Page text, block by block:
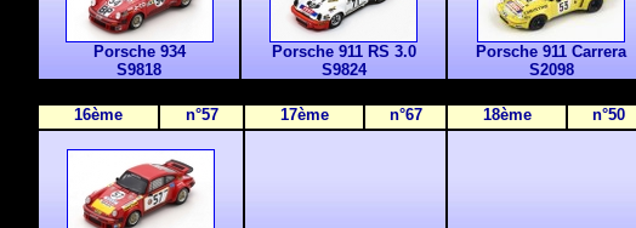
Porsche 934
S9818
Porsche 911 RS 3.0
S9824
Porsche 911 Carrera
S2098
16ème n°57 17ème n°67 18ème n°50